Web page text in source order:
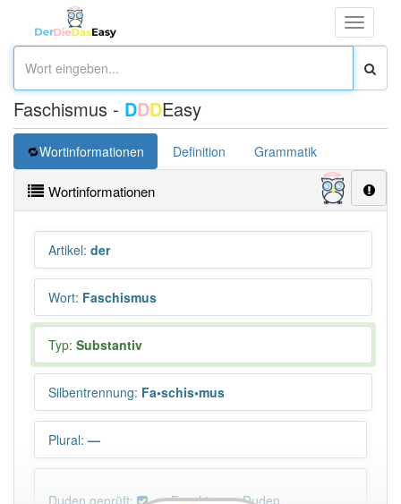
Toggle
Faschismus - DDDEasy
Wortinformationen Definition Grammatik
Wortinformationen
Artikel: der
Wort: Faschismus
Typ: Substantiv
Silbentrennung: Fa•schis•mus
Plural: —
Duden geprüft: Faschismus Duden